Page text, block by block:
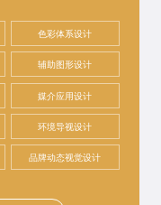
色彩体系设计
辅助图形设计
媒介应用设计
环境导视设计
品牌动态视觉设计